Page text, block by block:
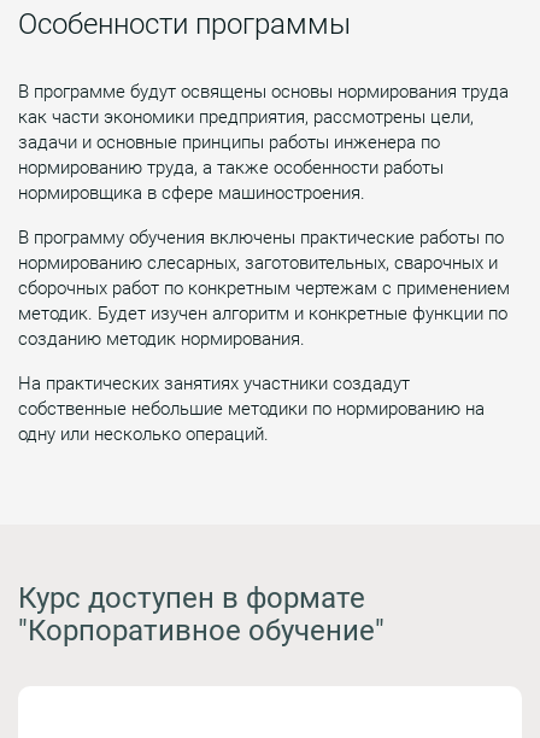
Особенности программы
В программе будут освящены основы нормирования труда
как части экономики предприятия, рассмотрены цели,
задачи и основные принципы работы инженера по
нормированию труда, а также особенности работы
нормировщика в сфере машиностроения.
В программу обучения включены практические работы по
нормированию слесарных, заготовительных, сварочных и
сборочных работ по конкретным чертежам с применением
методик. Будет изучен алгоритм и конкретные функции по
созданию методик нормирования.
На практических занятиях участники создадут
собственные небольшие методики по нормированию на
одну или несколько операций.
Курс доступен в формате
"Корпоративное обучение"